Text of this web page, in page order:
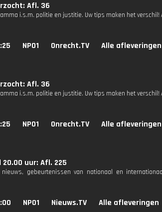
Afl. 36
i.s.m. politie en justitie. Uw tips maken het verschil!
NPO1 Onrecht.TV Alle afleveringen
Afl. 36
i.s.m. politie en justitie. Uw tips maken het verschil!
NPO1 Onrecht.TV Alle afleveringen
20.00 uur: Afl. 225
gebeurtenissen van nationaal en
NPO1 Nieuws.TV Alle afleveringen